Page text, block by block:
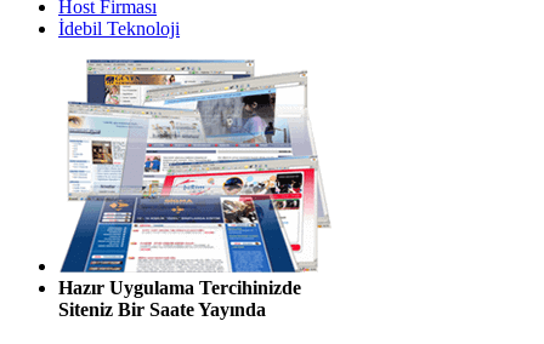
Host Firması
İdebil Teknoloji
Hazır Uygulama Tercihinizde
Siteniz Bir Saate Yayında